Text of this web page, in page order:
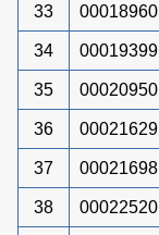
33 00018960
34 00019399
35 00020950
36 00021629
37 00021698
38 00022520